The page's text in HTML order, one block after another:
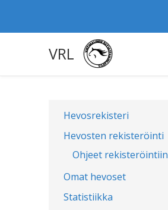
VRL
Hevosrekisteri
Hevosten rekisteröinti
Ohjeet rekisteröintiin
Omat hevoset
Statistiikka